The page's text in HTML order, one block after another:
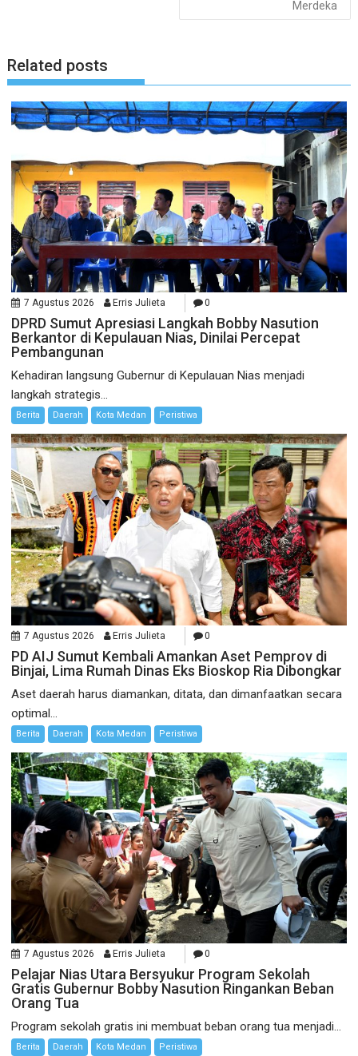
Merdeka
Related posts
7 Agustus 2026 Erris Julieta 0
DPRD Sumut Apresiasi Langkah Bobby Nasution
Berkantor di Kepulauan Nias, Dinilai Percepat
Pembangunan
Kehadiran langsung Gubernur di Kepulauan Nias menjadi
langkah strategis...
Berita Daerah Kota Medan Peristiwa
7 Agustus 2026 Erris Julieta 0
PD AIJ Sumut Kembali Amankan Aset Pemprov di
Binjai, Lima Rumah Dinas Eks Bioskop Ria Dibongkar
Aset daerah harus diamankan, ditata, dan dimanfaatkan secara
optimal...
Berita Daerah Kota Medan Peristiwa
7 Agustus 2026 Erris Julieta 0
Pelajar Nias Utara Bersyukur Program Sekolah
Gratis Gubernur Bobby Nasution Ringankan Beban
Orang Tua
Program sekolah gratis ini membuat beban orang tua menjadi...
Berita Daerah Kota Medan Peristiwa